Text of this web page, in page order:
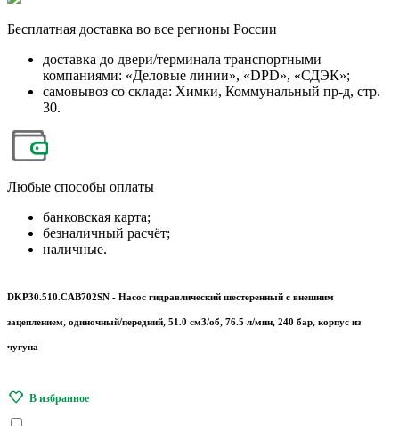
Бесплатная доставка во все регионы России
доставка до двери/терминала транспортными
компаниями: «Деловые линии», «DPD», «СДЭК»;
самовывоз со склада: Химки, Коммунальный пр-д, стр.
30.
Любые способы оплаты
банковская карта;
безналичный расчёт;
наличные.
DKP30.510.CAB702SN - Насос гидравлический шестеренный с внешним
зацеплением, одиночный/передний, 51.0 см3/об, 76.5 л/мин, 240 бар, корпус из
чугуна